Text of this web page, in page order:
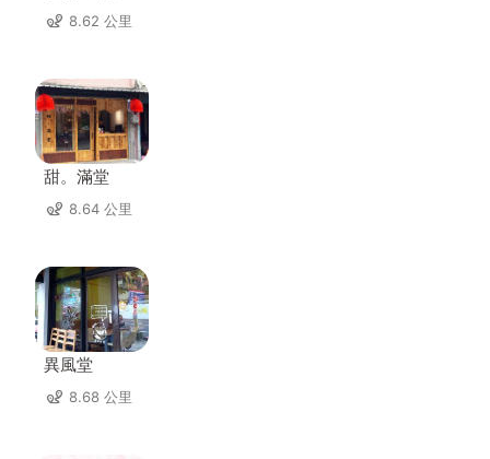
8.62 公里
甜。滿堂
8.64 公里
異風堂
8.68 公里